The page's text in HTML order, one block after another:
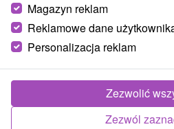
Zatrzymaj się w hotelu
Záhradky z kolejkami
narciarskimi i wejściami do
Hotel SKI★★Dolina
Od 1 Noce
Śniadanie,
Ciesz się swoim pobytem i
narciarskie/kolejki linowe do
Magazyn reklam
Reklamowe dane
Personalizacja reklam
Zezwól
Zezwolić